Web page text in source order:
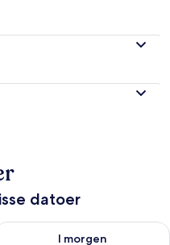
datoer
7 - aug. 8
I morgen
tilgængelighed for i